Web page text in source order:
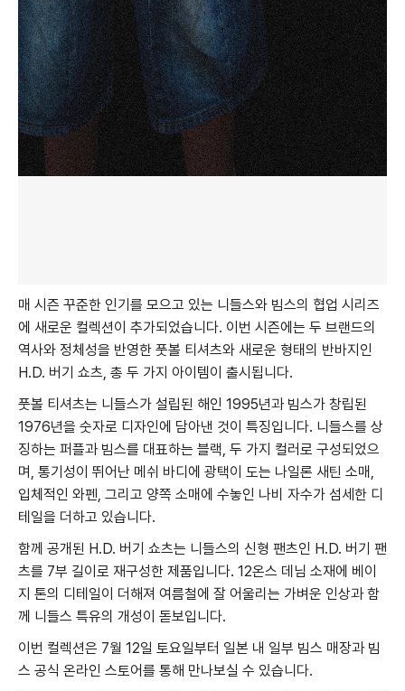
매 시즌 꾸준한 인기를 모으고 있는 니들스와 빔스의 협업 시리즈
에 새로운 컬렉션이 추가되었습니다. 이번 시즌에는 두 브랜드의
역사와 정체성을 반영한 풋볼 티셔츠와 새로운 형태의 반바지인
H.D. 버기 쇼츠, 총 두 가지 아이템이 출시됩니다.
풋볼 티셔츠는 니들스가 설립된 해인 1995년과 빔스가 창립된
1976년을 숫자로 디자인에 담아낸 것이 특징입니다. 니들스를 상
징하는 퍼플과 빔스를 대표하는 블랙, 두 가지 컬러로 구성되었으
며, 통기성이 뛰어난 메쉬 바디에 광택이 도는 나일론 새틴 소매,
입체적인 와펜, 그리고 양쪽 소매에 수놓인 나비 자수가 섬세한 디
테일을 더하고 있습니다.
함께 공개된 H.D. 버기 쇼츠는 니들스의 신형 팬츠인 H.D. 버기 팬
츠를 7부 길이로 재구성한 제품입니다. 12온스 데님 소재에 베이
지 톤의 디테일이 더해져 여름철에 잘 어울리는 가벼운 인상과 함
께 니들스 특유의 개성이 돋보입니다.
이번 컬렉션은 7월 12일 토요일부터 일본 내 일부 빔스 매장과 빔
스 공식 온라인 스토어를 통해 만나보실 수 있습니다.